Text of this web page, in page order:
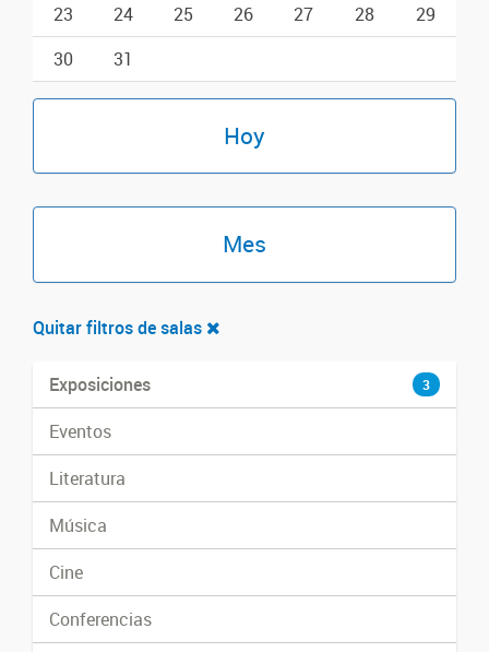
23
24 25 26 27 28
29
30
31
Hoy
Mes
Quitar filtros de salas
Exposiciones 3
Eventos
Literatura
Música
Cine
Conferencias